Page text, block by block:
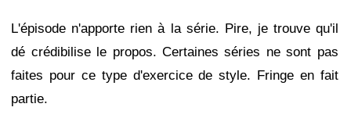
L'épisode n'apporte rien à la série. Pire, je trouve qu'il
dé crédibilise le propos. Certaines séries ne sont pas
faites pour ce type d'exercice de style. Fringe en fait
partie.